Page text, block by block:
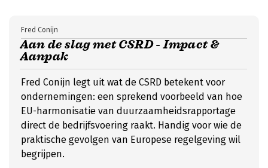
Aan de slag met CSRD - Impact &
Aanpak
Fred Conijn
Fred Conijn legt uit wat de CSRD betekent voor
ondernemingen: een sprekend voorbeeld van hoe
EU-harmonisatie van duurzaamheidsrapportage
direct de bedrijfsvoering raakt. Handig voor wie de
praktische gevolgen van Europese regelgeving wil
begrijpen.